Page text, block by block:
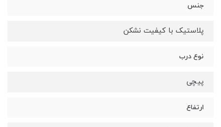
جنس
پلاستیک با کیفیت نشکن
نوع درب
پیچی
ارتفاع